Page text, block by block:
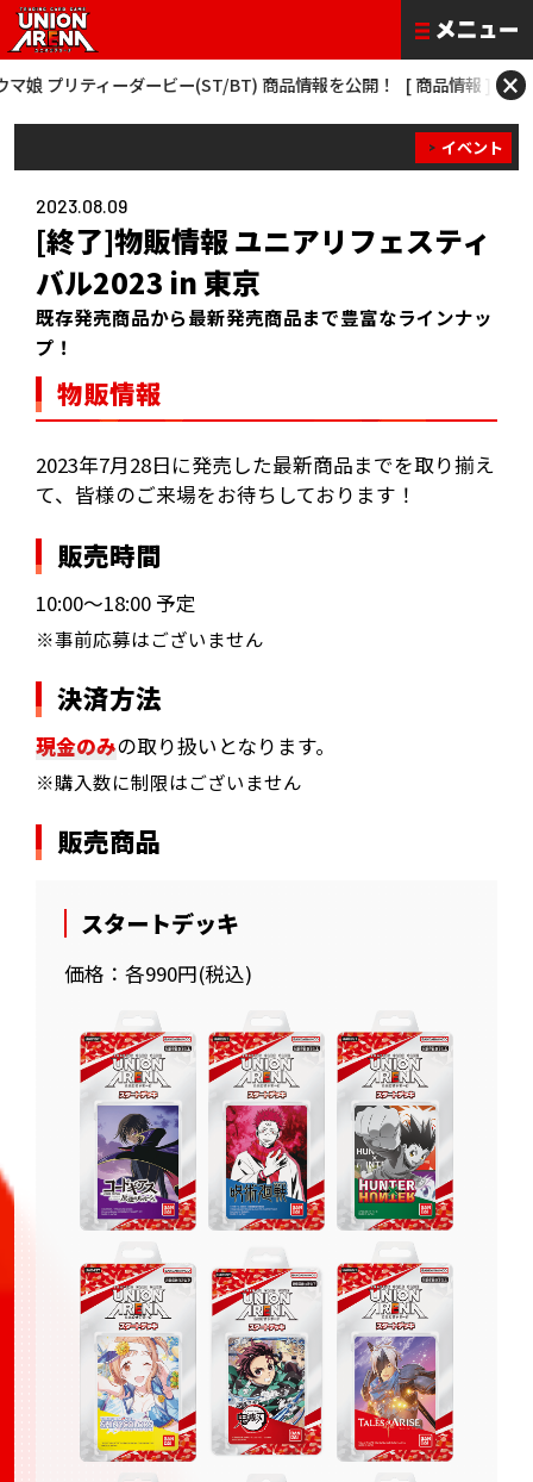
ィーダービー(ST/BT) 商品情報を公開！ [ 商品情報 ] 僕のヒーロー×
イベント
2023.08.09
[終了]物販情報 ユニアリフェスティ
バル2023 in 東京
既存発売商品から最新発売商品まで豊富なラインナッ
プ！
物販情報
2023年7月28日に発売した最新商品までを取り揃え
て、皆様のご来場をお待ちしております！
販売時間
10:00～18:00 予定
※事前応募はございません
決済方法
現金のみの取り扱いとなります。
※購入数に制限はございません
販売商品
スタートデッキ
価格：各990円(税込)